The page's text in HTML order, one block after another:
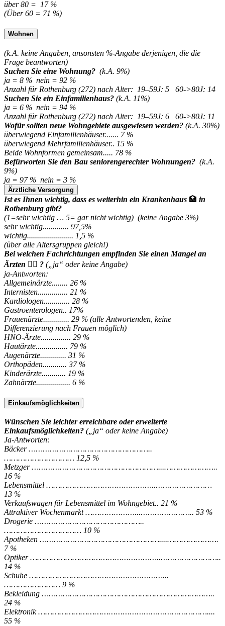
über 80 = 17 %
(Über 60 = 71 %)
Wohnen
(k.A. keine Angaben, ansonsten %-Angabe derjenigen, die die
Frage beantworten)
Suchen Sie eine Wohnung? (k.A. 9%)
ja = 8 % nein = 92 %
Anzahl für Rothenburg (272) nach Alter: 19–59J: 5 60->80J: 14
Suchen Sie ein Einfamilienhaus? (k.A. 11%)
ja = 6 % nein = 94 %
Anzahl für Rothenburg (272) nach Alter: 19–59J: 6 60->80J: 11
Wofür sollten neue Wohngebiete ausgewiesen werden? (k.A. 30%)
überwiegend Einfamilienhäuser....... 7 %
überwiegend Mehrfamilienhäuser.. 15 %
Beide Wohnformen gemeinsam..... 78 %
Befürworten Sie den Bau seniorengerechter Wohnungen? (k.A.
9%)
ja = 97 % nein = 3 %
Ärztliche Versorgung
Ist es Ihnen wichtig, dass es weiterhin ein Krankenhaus 🏥 in
Rothenburg gibt?
(1=sehr wichtig … 5= gar nicht wichtig) (keine Angabe 3%)
sehr wichtig............. 97,5%
wichtig....................... 1,5 %
(über alle Altersgruppen gleich!)
Bei welchen Fachrichtungen empfinden Sie einen Mangel an
Ärzten 👨‍⚕️ ? („ja“ oder keine Angabe)
ja-Antworten:
Allgemeinärzte........ 26 %
Internisten............... 21 %
Kardiologen............. 28 %
Gastroenterologen.. 17%
Frauenärzte............. 29 % (alle Antwortenden, keine
Differenzierung nach Frauen möglich)
HNO-Ärzte............... 29 %
Hautärzte................ 79 %
Augenärzte............. 31 %
Orthopäden............ 37 %
Kinderärzte............ 19 %
Zahnärzte................. 6 %
Einkaufsmöglichkeiten
Wünschen Sie leichter erreichbare oder erweiterte
Einkaufsmöglichkeiten? („ja“ oder keine Angabe)
Ja-Antworten:
Bäcker ……………………………………………..
………………………… 12,5 %
Metzger ………………………………………………...…………………..
16 %
Lebensmittel ………………………………………..……………………
13 %
Verkaufswagen für Lebensmittel im Wohngebiet.. 21 %
Attraktiver Wochenmarkt …………………...………………….. 53 %
Drogerie ………………………………………..
…………………………… 10 %
Apotheken ……………………………………………....………………….
7 %
Optiker ………………………………………………..……………………..
14 %
Schuhe …………………………………………………...
…………………… 9 %
Bekleidung ………………………………………………………………..
24 %
Elektronik ………………………………………………………………....
55 %